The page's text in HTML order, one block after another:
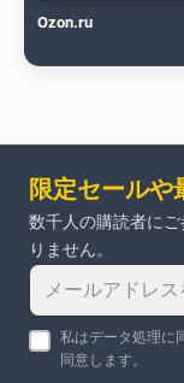
Ozon.ru
限定セールや
数千人の購読者に
りません。
私はデータ処理に
同意します。